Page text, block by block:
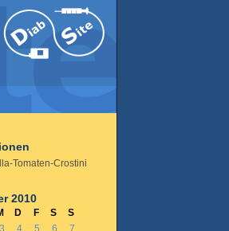
Tomaten-Crostini
2010
D F S
S
3 4 5 6
7